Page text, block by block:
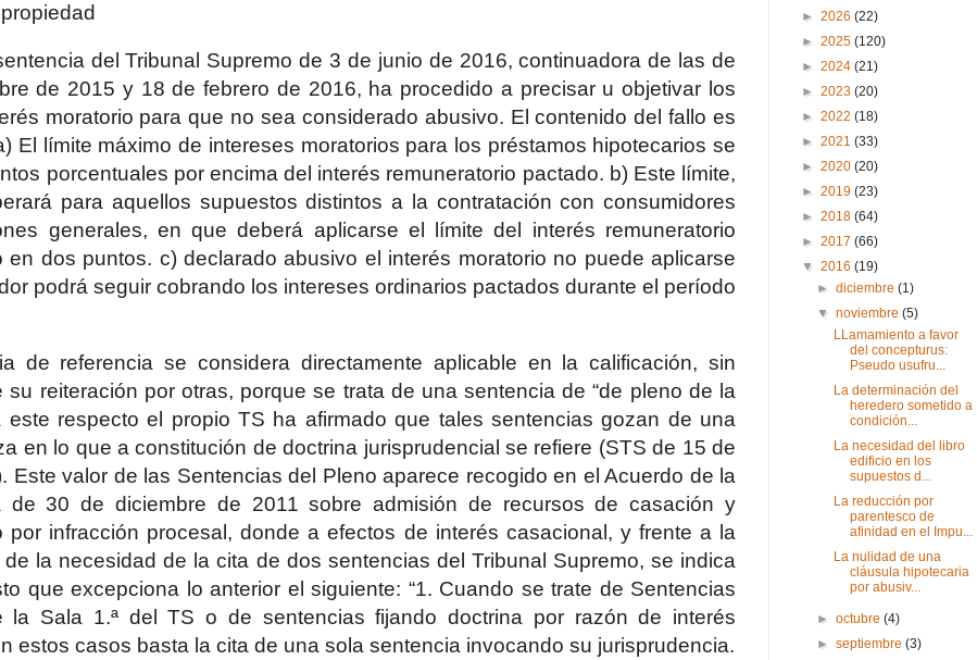
del Tribunal Supremo de 3 de junio de 2016, continuadora de las de
de 2015 y 18 de febrero de 2016, ha procedido a precisar u objetivar los
moratorio para que no sea considerado abusivo. El contenido del fallo es
El límite máximo de intereses moratorios para los préstamos hipotecarios se
porcentuales por encima del interés remuneratorio pactado. b) Este límite,
para aquellos supuestos distintos a la contratación con consumidores
generales, en que deberá aplicarse el límite del interés remuneratorio
en dos puntos. c) declarado abusivo el interés moratorio no puede aplicarse
podrá seguir cobrando los intereses ordinarios pactados durante el período
de referencia se considera directamente aplicable en la calificación, sin
su reiteración por otras, porque se trata de una sentencia de “de pleno de la
este respecto el propio TS ha afirmado que tales sentencias gozan de una
en lo que a constitución de doctrina jurisprudencial se refiere (STS de 15 de
Este valor de las Sentencias del Pleno aparece recogido en el Acuerdo de la
de 30 de diciembre de 2011 sobre admisión de recursos de casación y
por infracción procesal, donde a efectos de interés casacional, y frente a la
de la necesidad de la cita de dos sentencias del Tribunal Supremo, se indica
que excepciona lo anterior el siguiente: “1. Cuando se trate de Sentencias
la Sala 1.ª del TS o de sentencias fijando doctrina por razón de interés
estos casos basta la cita de una sola sentencia invocando su jurisprudencia.
► 2026 (22)
► 2025 (120)
► 2024 (21)
► 2023 (20)
► 2022 (18)
► 2021 (33)
► 2020 (20)
► 2019 (23)
► 2018 (64)
► 2017 (66)
▼ 2016 (19)
►diciembre(1)
▼noviembre(5)
LLamamiento a favor
del concepturus:
Pseudo usufru...
La determinación del
heredero sometido a
condición...
La necesidad del libro
edificio en los
supuestos d...
La reducción por
parentesco de
afinidad en el Impu...
La nulidad de una
cláusula hipotecaria
por abusiv...
►octubre(4)
►septiembre(3)